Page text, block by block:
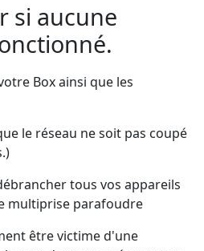
si aucune
Box ainsi que les
le réseau ne soit pas coupé
tous vos appareils
multiprise parafoudre
être victime d'une